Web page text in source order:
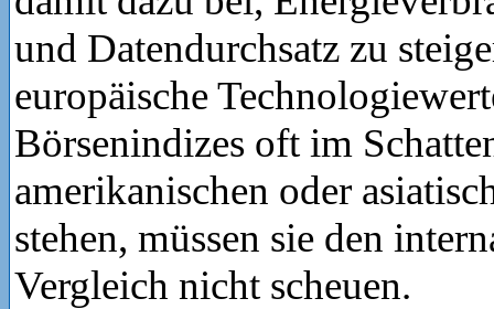
und Datendurchsatz zu
europäische
Börsenindizes oft im
amerikanischen oder
stehen, müssen sie den
Vergleich nicht scheuen.